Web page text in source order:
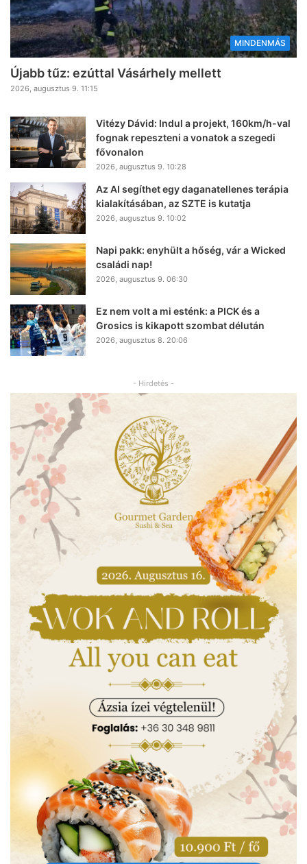
MINDENMÁS
Újabb tűz: ezúttal Vásárhely mellett
2026, augusztus 9. 11:15
Vitézy Dávid: Indul a projekt, 160km/h-val
fognak repeszteni a vonatok a szegedi
fővonalon
2026, augusztus 9. 10:28
Az AI segíthet egy daganatellenes terápia
kialakításában, az SZTE is kutatja
2026, augusztus 9. 10:02
Napi pakk: enyhült a hőség, vár a Wicked
családi nap!
2026, augusztus 9. 06:30
Ez nem volt a mi esténk: a PICK és a
Grosics is kikapott szombat délután
2026, augusztus 8. 20:06
- Hirdetés -